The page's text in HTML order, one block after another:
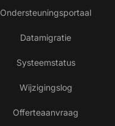
Ondersteuningsportaal
Datamigratie
Systeemstatus
Wijzigingslog
Offerteaanvraag